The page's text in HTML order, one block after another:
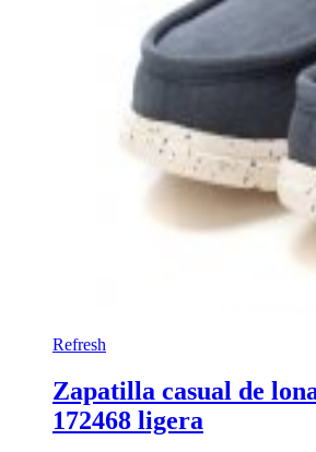
Refresh
Zapatilla casual de
172468 ligera